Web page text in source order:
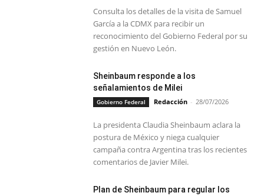
Consulta los detalles de la visita de Samuel
García a la CDMX para recibir un
reconocimiento del Gobierno Federal por su
gestión en Nuevo León.
Sheinbaum responde a los
señalamientos de Milei
Gobierno Federal Redacción - 28/07/2026
La presidenta Claudia Sheinbaum aclara la
postura de México y niega cualquier
campaña contra Argentina tras los recientes
comentarios de Javier Milei.
Plan de Sheinbaum para regular los